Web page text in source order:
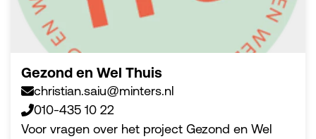
Gezond en Wel Thuis
christian.saiu@minters.nl
010-435 10 22
Voor vragen over het project Gezond en Wel